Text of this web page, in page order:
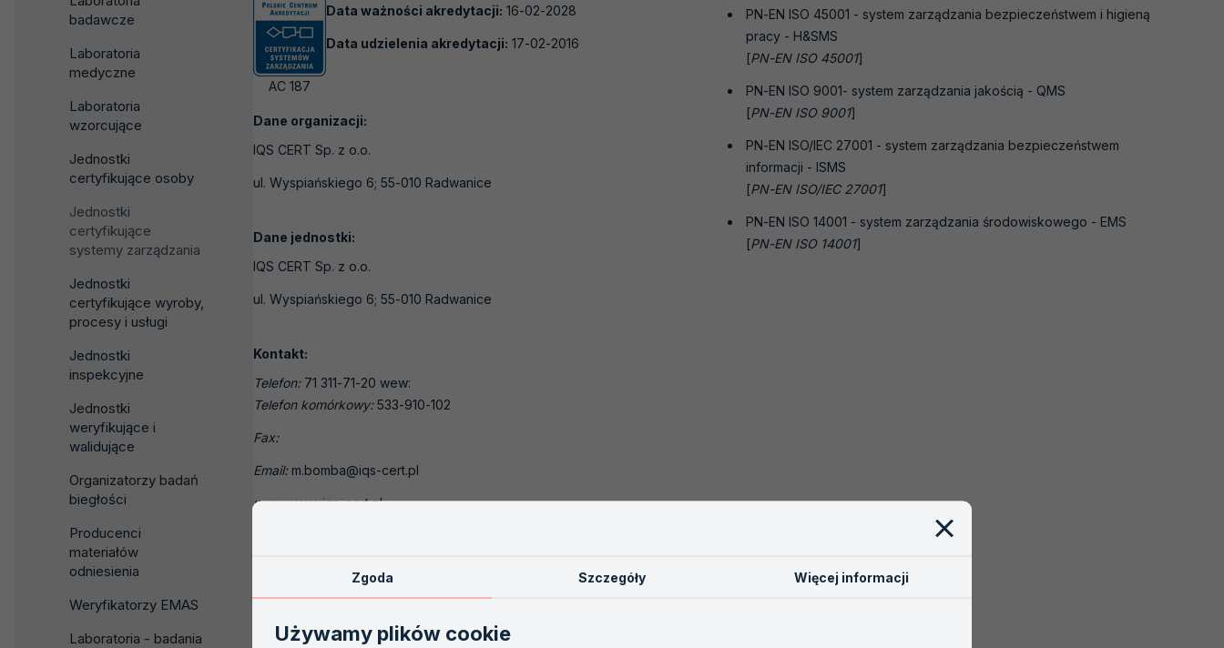
badawcze
Laboratoria
medyczne
Laboratoria
wzorcujące
Jednostki
certyfikujące osoby
Jednostki
certyfikujące
systemy zarządzania
Jednostki
certyfikujące wyroby,
procesy i usługi
Jednostki
inspekcyjne
Jednostki
weryfikujące i
walidujące
Organizatorzy badań
biegłości
Producenci
materiałów
odniesienia
Weryfikatorzy EMAS
Laboratoria - badania
AC 187
Data ważności akredytacji: 16-02-2028
Data udzielenia akredytacji: 17-02-2016
Dane organizacji:
IQS CERT Sp. z o.o.
ul. Wyspiańskiego 6; 55-010 Radwanice
Dane jednostki:
IQS CERT Sp. z o.o.
ul. Wyspiańskiego 6; 55-010 Radwanice
Kontakt:
Telefon:71 311-71-20 wew:
Telefon komórkowy:533-910-102
Fax:
Email:m.bomba@iqs-cert.pl
www:www.iqs-cert.pl
PN-EN ISO 45001 - system zarządzania bezpieczeństwem i higieną
pracy - H&SMS
[PN-EN ISO 45001]
PN-EN ISO 9001- system zarządzania jakością - QMS
[PN-EN ISO 9001]
PN-EN ISO/IEC 27001 - system zarządzania bezpieczeństwem
informacji - ISMS
[PN-EN ISO/IEC 27001]
PN-EN ISO 14001 - system zarządzania środowiskowego - EMS
[PN-EN ISO 14001]
Zgoda Szczegóły Więcej informacji
Używamy plików cookie